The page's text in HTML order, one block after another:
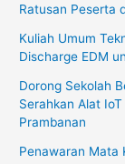
Ratusan Peserta
Kuliah Umum
Discharge EDM
Dorong Sekolah
Serahkan Alat
Prambanan
Penawaran Mata